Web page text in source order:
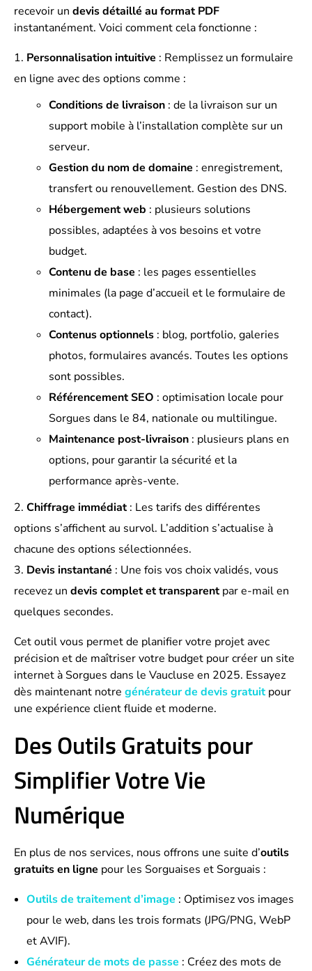
recevoir un devis détaillé au format PDF
instantanément. Voici comment cela fonctionne :
Personnalisation intuitive : Remplissez un formulaire
en ligne avec des options comme :
Conditions de livraison: de la livraison sur un
support mobile à l’installation complète sur un
serveur.
Gestion du nom de domaine : enregistrement,
transfert ou renouvellement. Gestion des DNS.
Hébergement web : plusieurs solutions
possibles, adaptées à vos besoins et votre
budget.
Contenu de base : les pages essentielles
minimales (la page d’accueil et le formulaire de
contact).
Contenus optionnels: blog, portfolio, galeries
photos, formulaires avancés. Toutes les options
sont possibles.
Référencement SEO : optimisation locale pour
Sorgues dans le 84, nationale ou multilingue.
Maintenance post-livraison: plusieurs plans en
options, pour garantir la sécurité et la
performance après-vente.
Chiffrage immédiat: Les tarifs des différentes
options s’affichent au survol. L’addition s’actualise à
chacune des options sélectionnées.
Devis instantané : Une fois vos choix validés, vous
recevez un devis complet et transparentpar e-mail en
quelques secondes.
Cet outil vous permet de planifier votre projet avec
précision et de maîtriser votre budget pour créer un site
internet à Sorgues dans le Vaucluse en 2025. Essayez
dès maintenant notre générateur de devis gratuitpour
une expérience client fluide et moderne.
Des Outils Gratuits pour
Simplifier Votre Vie
Numérique
En plus de nos services, nous offrons une suite d’outils
gratuits en ligne pour les Sorguaises et Sorguais :
Outils de traitement d’image : Optimisez vos images
pour le web, dans les trois formats (JPG/PNG, WebP
et AVIF).
Générateur de mots de passe : Créez des mots de